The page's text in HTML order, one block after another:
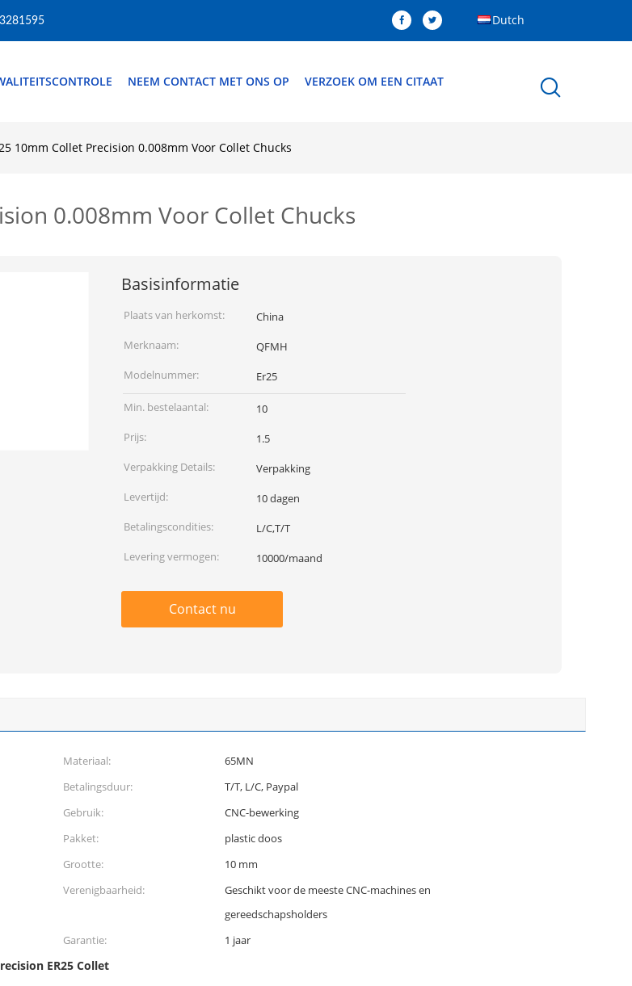
Dutch
NEEM CONTACT MET ONS OP VERZOEK OM EEN CITAAT
10mm Collet Precision 0.008mm Voor Collet Chucks
0.008mm Voor Collet Chucks
Basisinformatie
Plaats van herkomst:
China
Merknaam:
QFMH
Modelnummer:
Er25
Min. bestelaantal:
10
Prijs:
1.5
Verpakking Details:
Verpakking
Levertijd:
10 dagen
Betalingscondities:
L/C,T/T
Levering vermogen:
10000/maand
Contact nu
Materiaal:
65MN
Betalingsduur:
T/T, L/C, Paypal
Gebruik:
CNC-bewerking
Pakket:
plastic doos
Grootte:
10 mm
Verenigbaarheid:
Geschikt voor de meeste CNC-machines en
gereedschapsholders
Garantie:
1 jaar
ER25 Collet